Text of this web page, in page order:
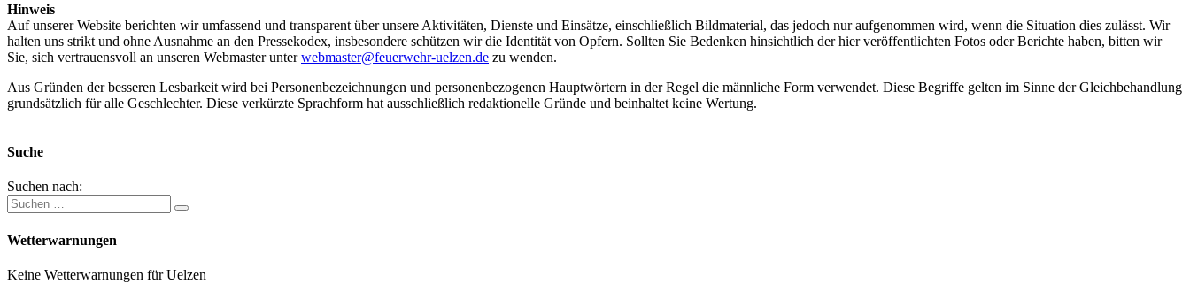
Hinweis
Auf unserer Website berichten wir umfassend und transparent über unsere Aktivitäten, Dienste und Einsätze, einschließlich Bildmaterial, das jedoch nur aufgenommen wird, wenn die Situation dies zulässt. Wir
halten uns strikt und ohne Ausnahme an den Pressekodex, insbesondere schützen wir die Identität von Opfern. Sollten Sie Bedenken hinsichtlich der hier veröffentlichten Fotos oder Berichte haben, bitten wir
Sie, sich vertrauensvoll an unseren Webmaster unterwebmaster@feuerwehr-uelzen.de zu wenden.
Aus Gründen der besseren Lesbarkeit wird bei Personenbezeichnungen und personenbezogenen Hauptwörtern in der Regel die männliche Form verwendet. Diese Begriffe gelten im Sinne der Gleichbehandlung
grundsätzlich für alle Geschlechter. Diese verkürzte Sprachform hat ausschließlich redaktionelle Gründe und beinhaltet keine Wertung.
Suche
Suchen nach:
Wetterwarnungen
Keine Wetterwarnungen für Uelzen